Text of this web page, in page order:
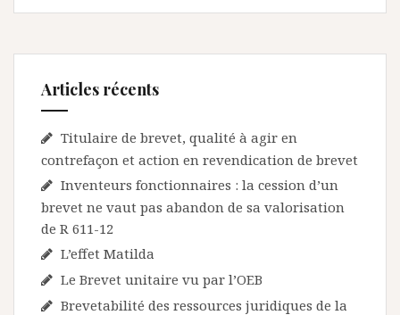
Articles récents
Titulaire de brevet, qualité à agir en
contrefaçon et action en revendication de brevet
Inventeurs fonctionnaires : la cession d’un
brevet ne vaut pas abandon de sa valorisation
de R 611-12
L’effet Matilda
Le Brevet unitaire vu par l’OEB
Brevetabilité des ressources juridiques de la